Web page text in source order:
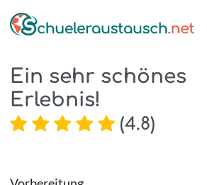
Ein sehr schönes
Erlebnis!
(4.8)